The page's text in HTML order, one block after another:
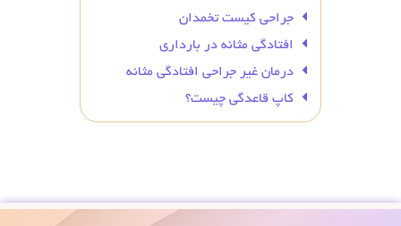
جراحی کیست تخمدان
افتادگی مثانه در بارداری
درمان غیر جراحی افتادگی مثانه
کاپ قاعدگی چیست؟